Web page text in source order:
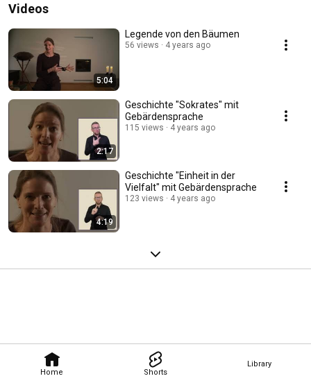
Home Shorts
Library
Videos
5:04
Legende von den Bäumen
56 views 4 years ago
2:17
Geschichte "Sokrates" mit
Gebärdensprache
115 views 4 years ago
4:19
Geschichte "Einheit in der
Vielfalt" mit Gebärdensprache
123 views 4 years ago